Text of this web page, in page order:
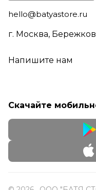
hello@batyastore.ru
г. Москва,
Напишите нам
Скачайте